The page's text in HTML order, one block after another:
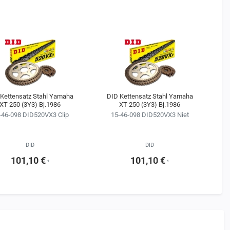
Stahl Yamaha
XT 250 (3Y3) Bj.1986
098 DID520VX3 Clip
DID
101,10 € ¹
DID Kettensatz Stahl Yamaha
XT 250 (3Y3) Bj.1986
15-46-098 DID520VX3 Niet
DID
101,10 € ¹